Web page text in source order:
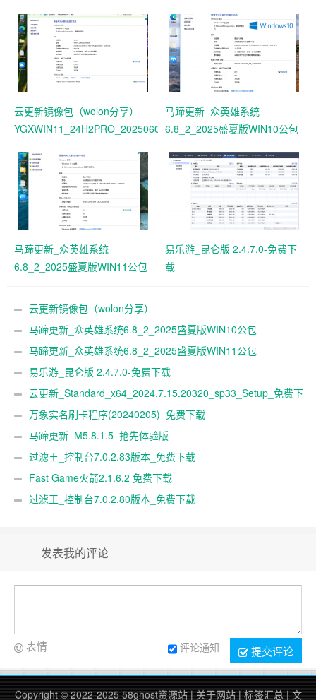
云更新镜像包（wolon分享）
YGXWIN11_24H2PRO_20250606
马蹄更新_众英雄系统
6.8_2_2025盛夏版WIN10公包
马蹄更新_众英雄系统
6.8_2_2025盛夏版WIN11公包
易乐游_昆仑版 2.4.7.0-免费下
载
云更新镜像包（wolon分享）
YGXWIN11_24H2PRO_20250606
马蹄更新_众英雄系统6.8_2_2025盛夏版WIN10公包
马蹄更新_众英雄系统6.8_2_2025盛夏版WIN11公包
易乐游_昆仑版 2.4.7.0-免费下载
云更新_Standard_x64_2024.7.15.20320_sp33_Setup_免费下
载 万象实名刷卡程序(20240205)_免费下载
马蹄更新_M5.8.1.5_抢先体验版
过滤王_控制台7.0.2.83版本_免费下载
Fast Game火箭2.1.6.2 免费下载
过滤王_控制台7.0.2.80版本_免费下载
发表我的评论
提交评论
评论通知
表情
Copyright © 2022-2025 58ghost资源站| 关于网站| 标签汇总| 文